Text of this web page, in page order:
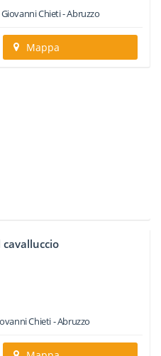
GiovanniChieti -Abruzzo
Mappa
Chieti -Abruzzo